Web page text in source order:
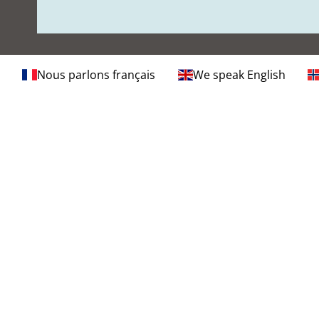
Nous parlons français We speak English